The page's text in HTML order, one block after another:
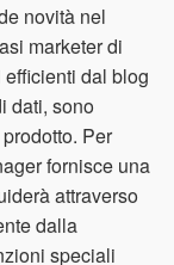
novità nel
marketer di
dal blog
dati, sono
Per
fornisce una
attraverso
dalla
speciali